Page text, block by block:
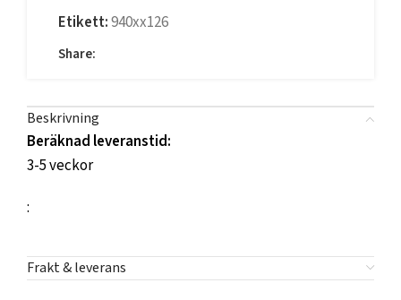
Etikett:940xx126
Share:
Beskrivning
Beräknad leveranstid:
3-5 veckor
:
Frakt & leverans